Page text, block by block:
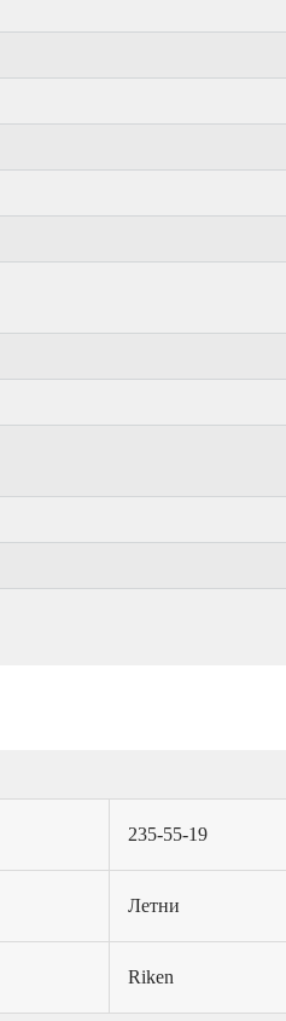
235-55-19
Летни
Riken